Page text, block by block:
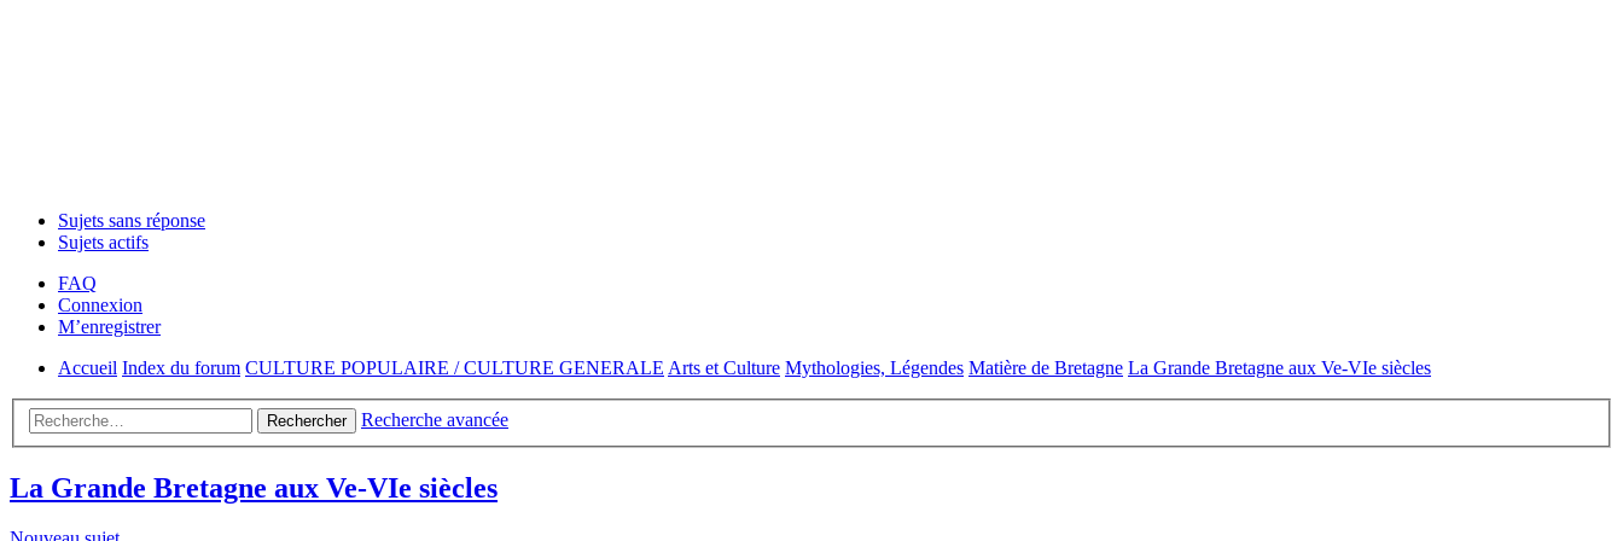
Sujets sans réponse
Sujets actifs
FAQ
Connexion
M’enregistrer
Accueil Index du forum CULTURE POPULAIRE / CULTURE GENERALE Arts et Culture Mythologies, Légendes Matière de Bretagne La Grande Bretagne aux Ve-VIe siècles
Rechercher Recherche avancée
La Grande Bretagne aux Ve-VIe siècles